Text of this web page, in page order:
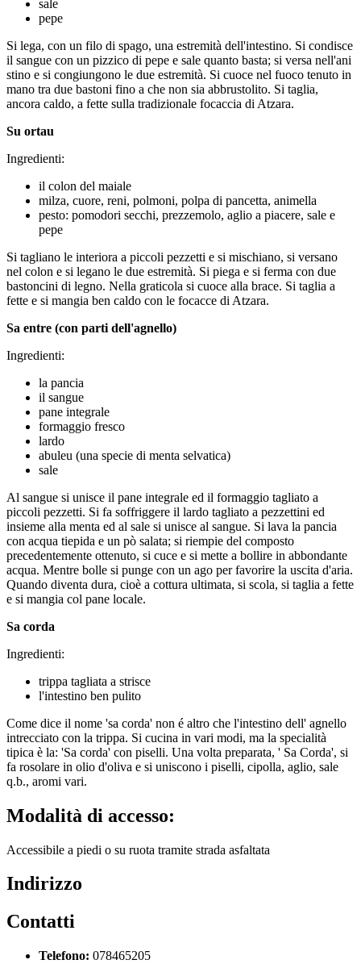
sale
pepe
Si lega, con un filo di spago, una estremità dell'intestino. Si condisce
il sangue con un pizzico di pepe e sale quanto basta; si versa nell'ani
stino e si congiungono le due estremità. Si cuoce nel fuoco tenuto in
mano tra due bastoni fino a che non sia abbrustolito. Si taglia,
ancora caldo, a fette sulla tradizionale focaccia di Atzara.
Su ortau
Ingredienti:
il colon del maiale
milza, cuore, reni, polmoni, polpa di pancetta, animella
pesto: pomodori secchi, prezzemolo, aglio a piacere, sale e
pepe
Si tagliano le interiora a piccoli pezzetti e si mischiano, si versano
nel colon e si legano le due estremità. Si piega e si ferma con due
bastoncini di legno. Nella graticola si cuoce alla brace. Si taglia a
fette e si mangia ben caldo con le focacce di Atzara.
Sa entre (con parti dell'agnello)
Ingredienti:
la pancia
il sangue
pane integrale
formaggio fresco
lardo
abuleu (una specie di menta selvatica)
sale
Al sangue si unisce il pane integrale ed il formaggio tagliato a
piccoli pezzetti. Si fa soffriggere il lardo tagliato a pezzettini ed
insieme alla menta ed al sale si unisce al sangue. Si lava la pancia
con acqua tiepida e un pò salata; si riempie del composto
precedentemente ottenuto, si cuce e si mette a bollire in abbondante
acqua. Mentre bolle si punge con un ago per favorire la uscita d'aria.
Quando diventa dura, cioè a cottura ultimata, si scola, si taglia a fette
e si mangia col pane locale.
Sa corda
Ingredienti:
trippa tagliata a strisce
l'intestino ben pulito
Come dice il nome 'sa corda' non é altro che l'intestino dell' agnello
intrecciato con la trippa. Si cucina in vari modi, ma la specialità
tipica è la: 'Sa corda' con piselli. Una volta preparata, ' Sa Corda', si
fa rosolare in olio d'oliva e si uniscono i piselli, cipolla, aglio, sale
q.b., aromi vari.
Modalità di accesso:
Accessibile a piedi o su ruota tramite strada asfaltata
Indirizzo
Contatti
Telefono: 078465205